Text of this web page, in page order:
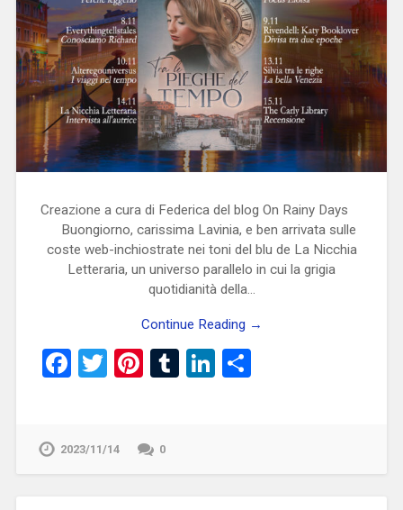
Creazione a cura di Federica del blog On Rainy Days
Buongiorno, carissima Lavinia, e ben arrivata sulle
coste web-inchiostrate nei toni del blu de La Nicchia
Letteraria, un universo parallelo in cui la grigia
quotidianità della…
Continue Reading →
Facebook
Twitter
Pinterest
TumblrLinkedIn
Condividi
2023/11/14 0